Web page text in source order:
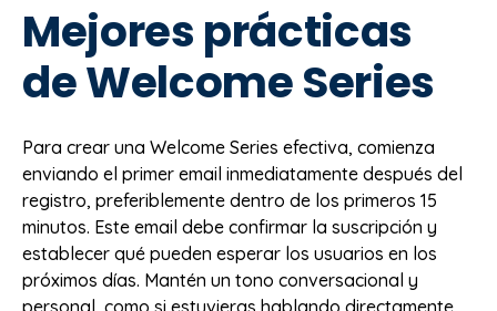
Mejores prácticas
de Welcome Series
Para crear una Welcome Series efectiva, comienza
enviando el primer email inmediatamente después del
registro, preferiblemente dentro de los primeros 15
minutos. Este email debe confirmar la suscripción y
establecer qué pueden esperar los usuarios en los
próximos días. Mantén un tono conversacional y
personal, como si estuvieras hablando directamente